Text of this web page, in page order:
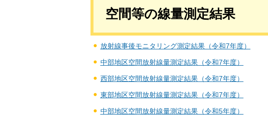
空間等の線量測定結果
放射線事後モニタリング測定結果（令和7年度）
中部地区空間放射線量測定結果（令和7年度）
西部地区空間放射線量測定結果（令和7年度）
東部地区空間放射線量測定結果（令和7年度）
中部地区空間放射線量測定結果（令和5年度）